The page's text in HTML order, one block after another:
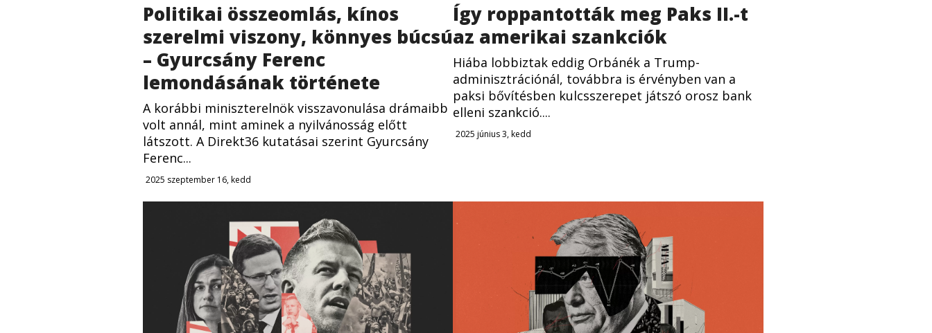
Politikai összeomlás, kínos
szerelmi viszony, könnyes búcsú
– Gyurcsány Ferenc
lemondásának története
A korábbi miniszterelnök visszavonulása drámaibb
volt annál, mint aminek a nyilvánosság előtt
látszott. A Direkt36 kutatásai szerint Gyurcsány
Ferenc...
2025 szeptember 16, kedd
Így roppantották meg Paks II.-t
az amerikai szankciók
Hiába lobbiztak eddig Orbánék a Trump-
adminisztrációnál, továbbra is érvényben van a
paksi bővítésben kulcsszerepet játszó orosz bank
elleni szankció....
2025 június 3, kedd